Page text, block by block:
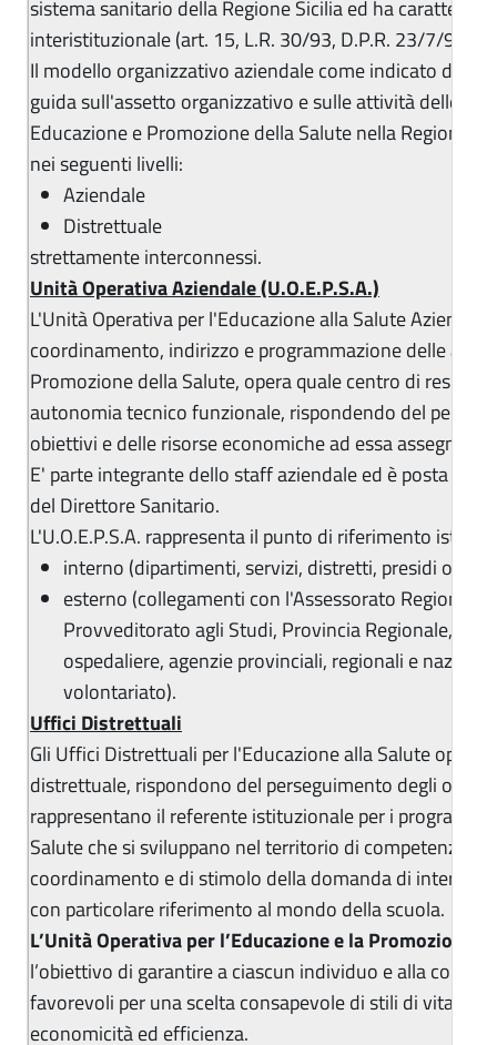
sistema sanitario della Regione Sicilia ed ha carattere
interistituzionale (art. 15, L.R. 30/93, D.P.R. 23/7/98).
Il modello organizzativo aziendale come indicato dal
guida sull'assetto organizzativo e sulle attività delle
Educazione e Promozione della Salute nella Regione
nei seguenti livelli:
Aziendale
Distrettuale
strettamente interconnessi.
Unità Operativa Aziendale (U.O.E.P.S.A.)
L'Unità Operativa per l'Educazione alla Salute
coordinamento, indirizzo e programmazione delle
Promozione della Salute, opera quale centro di
autonomia tecnico funzionale, rispondendo del
obiettivi e delle risorse economiche ad essa assegnate.
E' parte integrante dello staff aziendale ed è posta alle
del Direttore Sanitario.
L'U.O.E.P.S.A. rappresenta il punto di riferimento
interno (dipartimenti, servizi, distretti, presidi
esterno (collegamenti con l'Assessorato Regionale
Provveditorato agli Studi, Provincia Regionale,
ospedaliere, agenzie provinciali, regionali e
volontariato).
Uffici Distrettuali
Gli Uffici Distrettuali per l'Educazione alla Salute
distrettuale, rispondono del perseguimento degli
rappresentano il referente istituzionale per i programmi
Salute che si sviluppano nel territorio di competenza
coordinamento e di stimolo della domanda di
con particolare riferimento al mondo della scuola.
L’Unità Operativa per l’Educazione e la Promozione
l’obiettivo di garantire a ciascun individuo e alla
favorevoli per una scelta consapevole di stili di vita
economicità ed efficienza.